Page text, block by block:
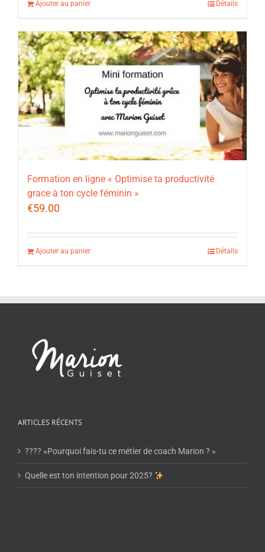
Ajouter au panier Détails
Formation en ligne « Optimise ta productivité
grace à ton cycle féminin »
€59.00
Ajouter au panier Détails
ARTICLES RÉCENTS
???? »Pourquoi fais-tu ce métier de coach Marion ? »
Quelle est ton intention pour 2025?